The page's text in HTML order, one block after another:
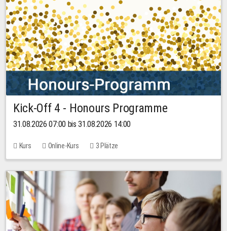
Kick-Off 4 - Honours Programme
31.08.2026 07:00 bis 31.08.2026 14:00
Kurs Online-Kurs 3 Plätze